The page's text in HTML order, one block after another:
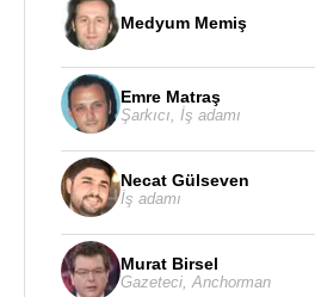
Medyum Memiş
Emre Matraş
Şarkıcı, İş adamı
Necat Gülseven
İş adamı
Murat Birsel
Gazeteci,Anchorman